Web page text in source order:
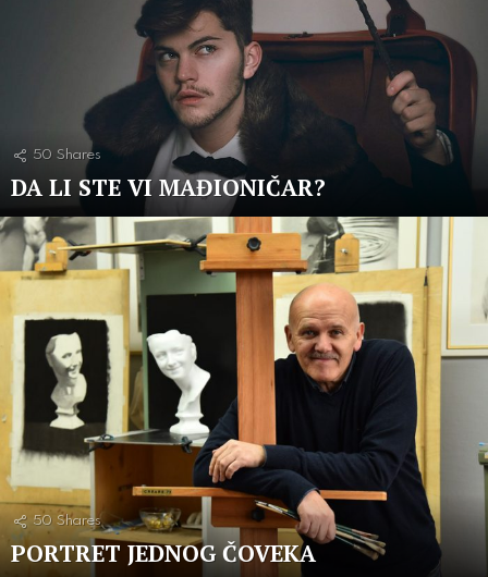
50 Shares
DA LI STE VI MAĐIONIČAR?
50 Shares
PORTRET JEDNOG ČOVEKA